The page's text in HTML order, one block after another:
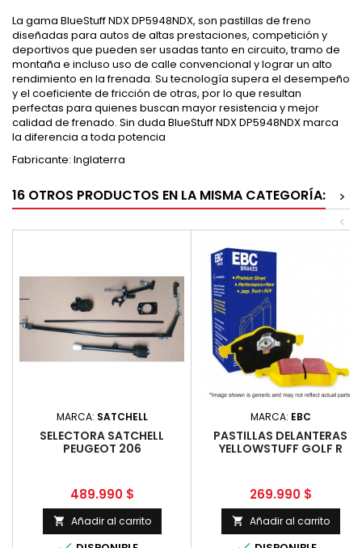
La gama BlueStuff NDX DP5948NDX, son pastillas de freno
diseñadas para autos de altas prestaciones, competición y
deportivos que pueden ser usadas tanto en circuito, tramo de
montaña e incluso uso de calle convencional y lograr un alto
rendimiento en la frenada. Su tecnología supera el desempeño
y el coeficiente de fricción de otras, por lo que resultan
perfectas para quienes buscan mayor resistencia y mejor
calidad de frenado. Sin duda BlueStuff NDX DP5948NDX marca
la diferencia a toda potencia
Fabricante: Inglaterra
16 OTROS PRODUCTOS EN LA MISMA CATEGORÍA:
>
<
MARCA: SATCHELL
SELECTORA SATCHELL
PEUGEOT 206
Precio
489.990 $
 Añadir al carrito
MARCA: EBC
PASTILLAS DELANTERAS
YELLOWSTUFF GOLF R
Precio
269.990 $
 Añadir al carrito